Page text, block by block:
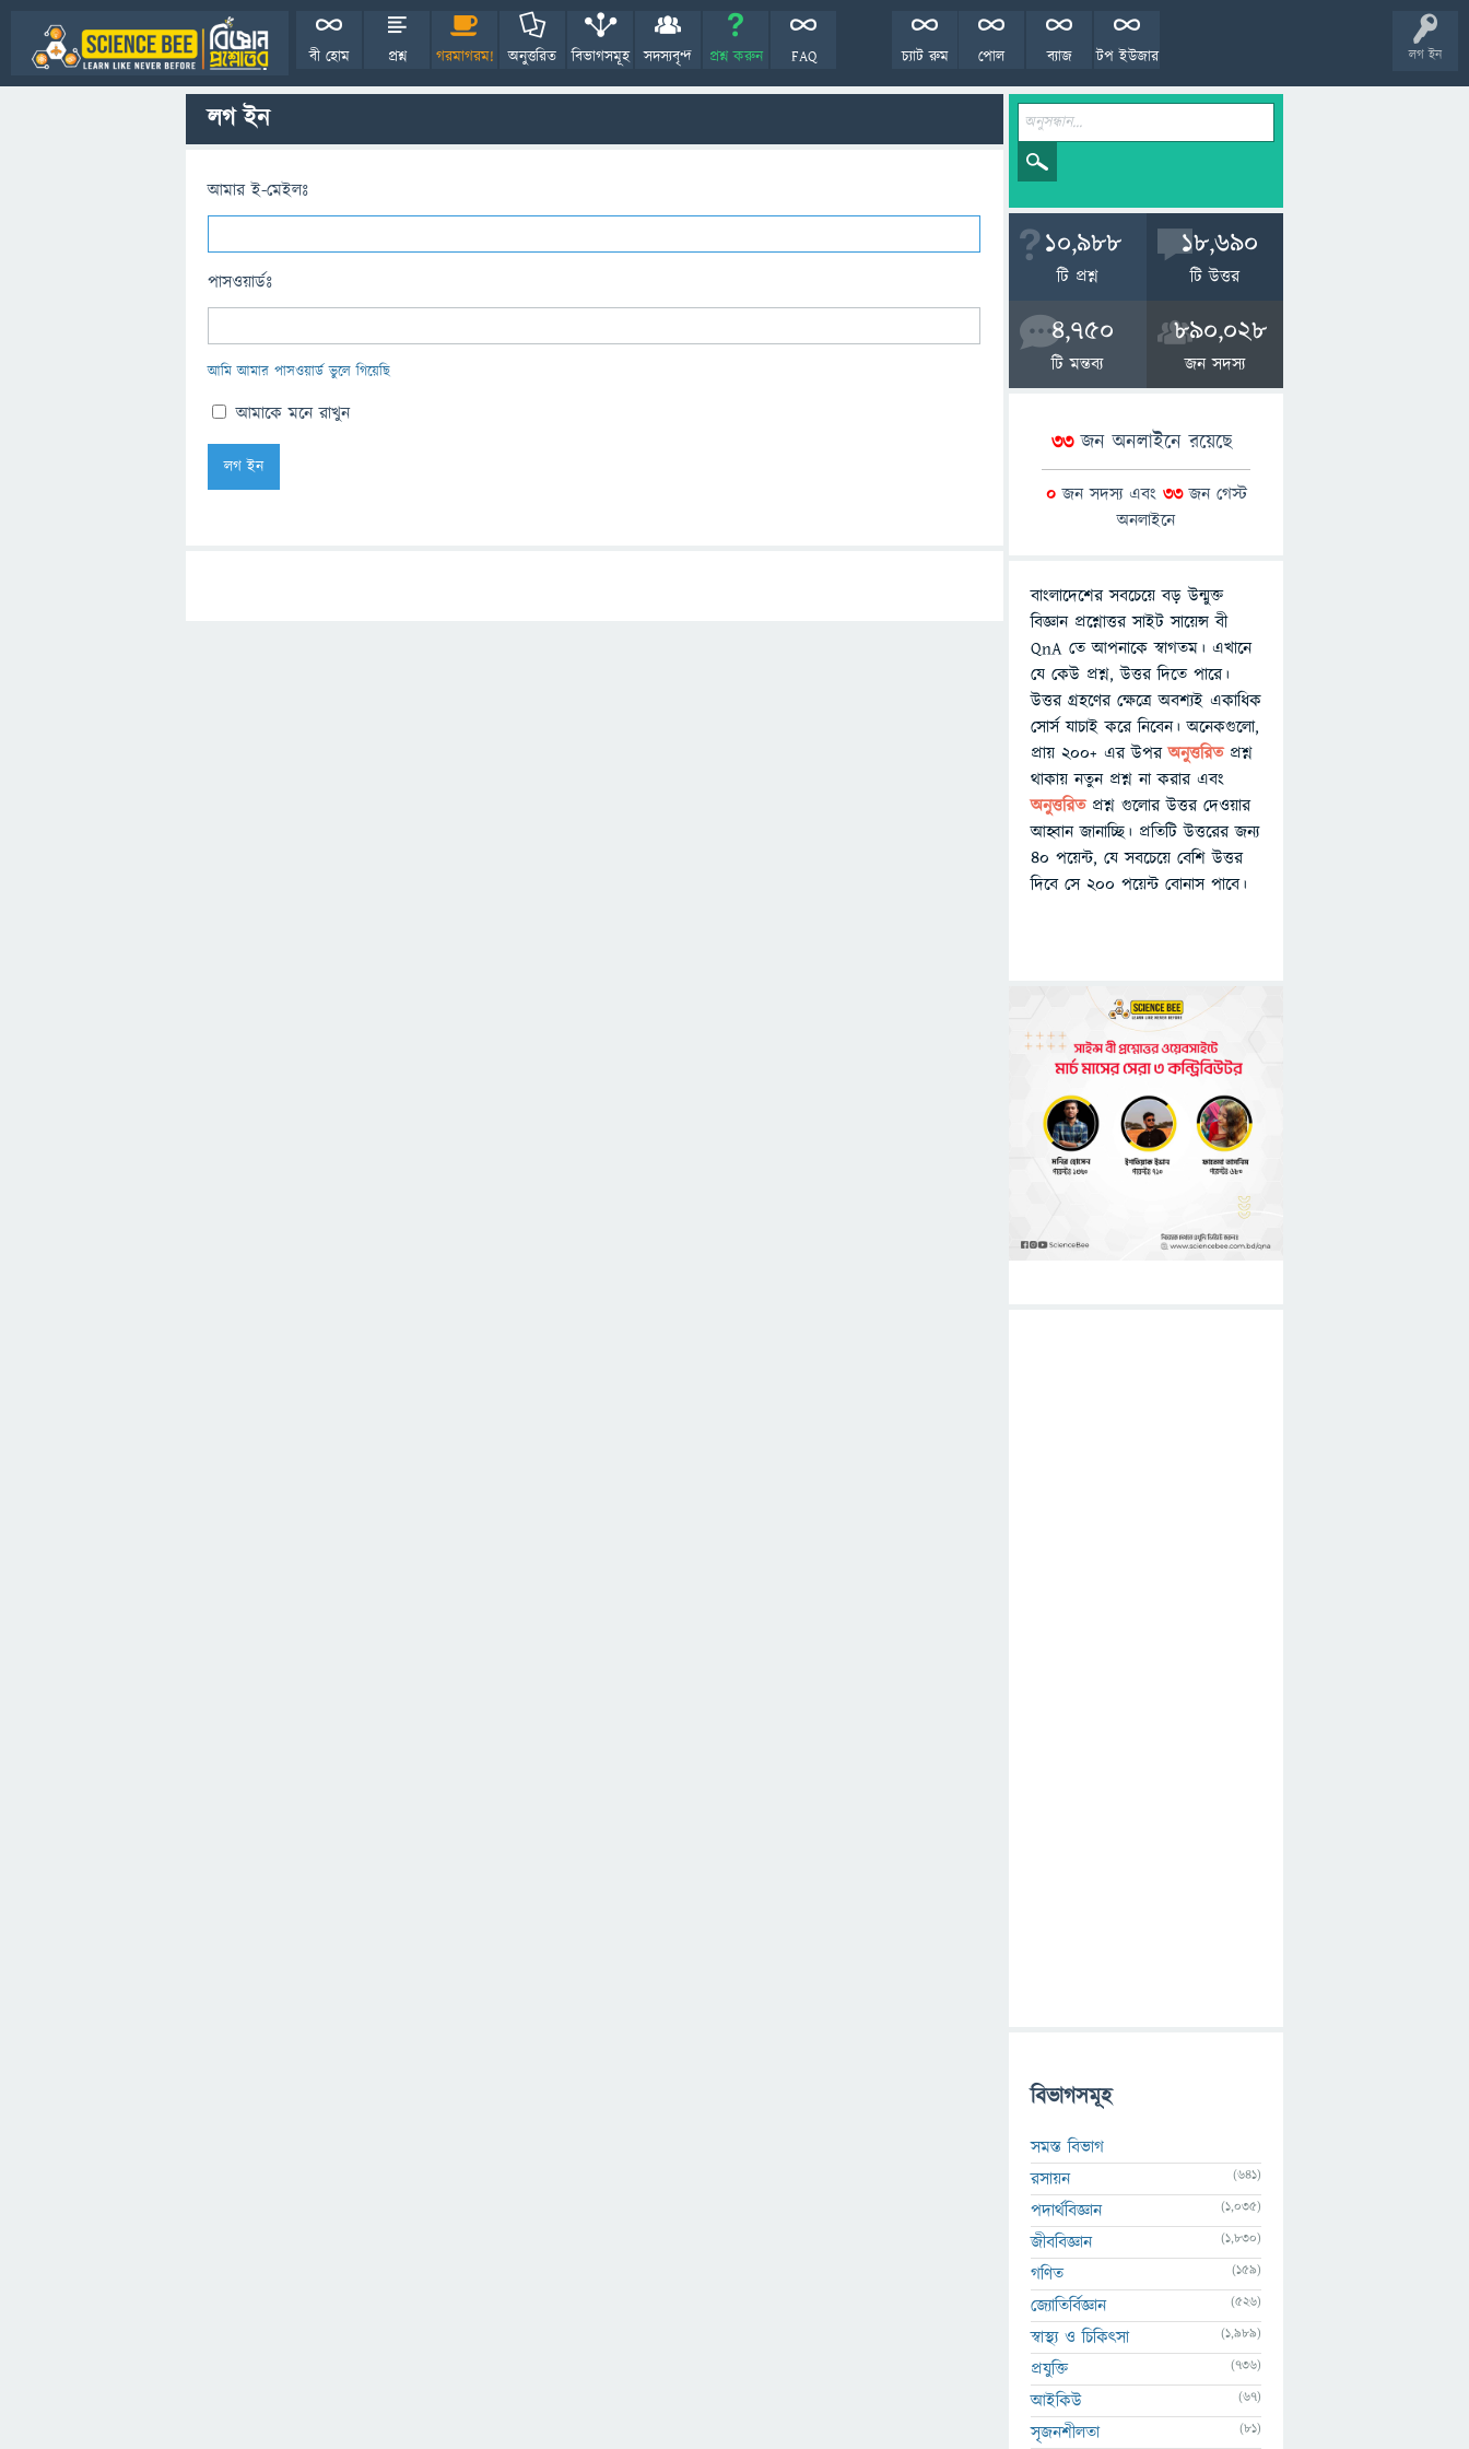
লগ ইন
বী হোম প্রশ্ন গরমাগরম! অনুত্তরিত বিভাগসমূহ সদস্যবৃন্দ প্রশ্ন করুন FAQ টপ ইউজার
ব্যাজ
পোল
চ্যাট রুম
লগ ইন
আমার ই-মেইলঃ
পাসওয়ার্ডঃ
আমি আমার পাসওয়ার্ড ভুলে গিয়েছি
আমাকে মনে রাখুন
10,988
টি প্রশ্ন
18,690
টি উত্তর
4,750
টি মন্তব্য
890,028
জন সদস্য
33জন অনলাইনে রয়েছে
0জন সদস্য এবং 33জন গেস্ট
অনলাইনে
বাংলাদেশের সবচেয়ে বড় উন্মুক্ত
বিজ্ঞান প্রশ্নোত্তর সাইট সায়েন্স বী
QnA তে আপনাকে স্বাগতম। এখানে
যে কেউ প্রশ্ন, উত্তর দিতে পারে।
উত্তর গ্রহণের ক্ষেত্রে অবশ্যই একাধিক
সোর্স যাচাই করে নিবেন। অনেকগুলো,
প্রায় ২০০+ এর উপরঅনুত্তরিতপ্রশ্ন
থাকায় নতুন প্রশ্ন না করার এবং
অনুত্তরিত প্রশ্ন গুলোর উত্তর দেওয়ার
আহ্বান জানাচ্ছি। প্রতিটি উত্তরের জন্য
৪০ পয়েন্ট, যে সবচেয়ে বেশি উত্তর
দিবে সে ২০০ পয়েন্ট বোনাস পাবে।
বিভাগসমূহ
সমস্ত বিভাগ
রসায়ন
(641)
পদার্থবিজ্ঞান (1,035)
জীববিজ্ঞান (1,830)
গণিত (159)
জ্যোতির্বিজ্ঞান (526)
স্বাস্থ্য ও চিকিৎসা (1,989)
প্রযুক্তি (736)
আইকিউ (67)
সৃজনশীলতা (81)